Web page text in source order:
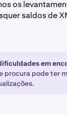
os
saldos de
em
procura pode ter